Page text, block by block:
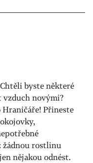
byste některé
vzduch novými?
Přineste
žádnou rostlinu
nějakou odnést.